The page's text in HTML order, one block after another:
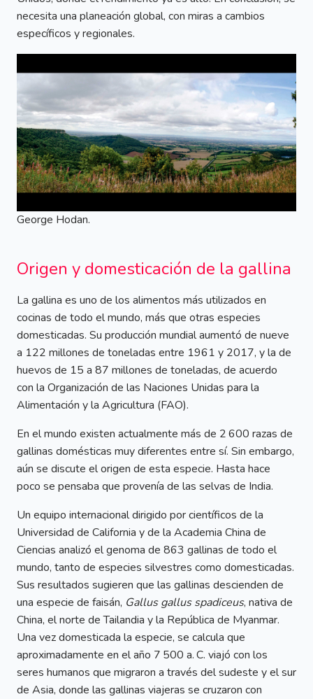
necesita una planeación global, con miras a cambios
específicos y regionales.
George Hodan.
Origen y domesticación de la gallina
La gallina es uno de los alimentos más utilizados en
cocinas de todo el mundo, más que otras especies
domesticadas. Su producción mundial aumentó de nueve
a 122 millones de toneladas entre 1961 y 2017, y la de
huevos de 15 a 87 millones de toneladas, de acuerdo
con la Organización de las Naciones Unidas para la
Alimentación y la Agricultura (FAO).
En el mundo existen actualmente más de 2 600 razas de
gallinas domésticas muy diferentes entre sí. Sin embargo,
aún se discute el origen de esta especie. Hasta hace
poco se pensaba que provenía de las selvas de India.
Un equipo internacional dirigido por científicos de la
Universidad de California y de la Academia China de
Ciencias analizó el genoma de 863 gallinas de todo el
mundo, tanto de especies silvestres como domesticadas.
Sus resultados sugieren que las gallinas descienden de
una especie de faisán, Gallus gallus spadiceus, nativa de
China, el norte de Tailandia y la República de Myanmar.
Una vez domesticada la especie, se calcula que
aproximadamente en el año 7 500 a. C. viajó con los
seres humanos que migraron a través del sudeste y el sur
de Asia, donde las gallinas viajeras se cruzaron con